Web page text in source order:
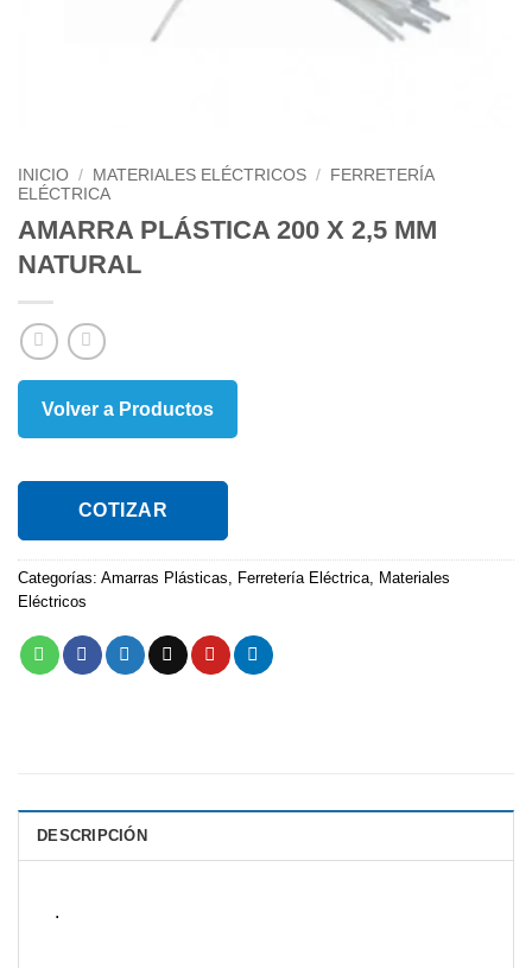
INICIO / MATERIALES ELÉCTRICOS /
FERRETERÍA
ELÉCTRICA
AMARRA PLÁSTICA 200 X 2,5 MM
NATURAL
Volver a Productos
COTIZAR
Categorías: Amarras Plásticas, Ferretería Eléctrica, Materiales
Eléctricos
DESCRIPCIÓN
.